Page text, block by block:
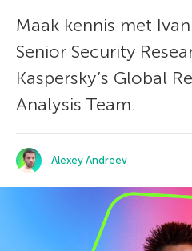
Maak kennis met
Senior Security
Kaspersky’s Global
Analysis Team.
Alexey Andreev